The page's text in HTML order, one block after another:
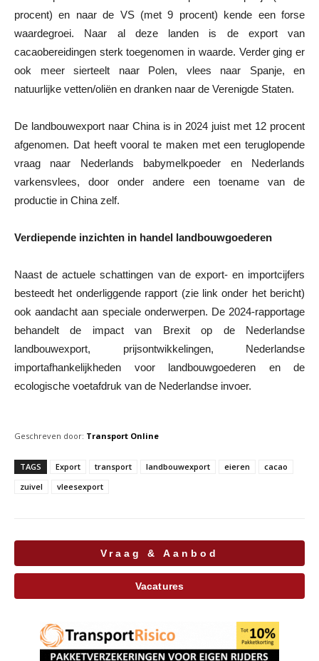
procent) en naar de VS (met 9 procent) kende een forse
waardegroei. Naar al deze landen is de export van
cacaobereidingen sterk toegenomen in waarde. Verder ging er
ook meer sierteelt naar Polen, vlees naar Spanje, en
natuurlijke vetten/oliën en dranken naar de Verenigde Staten.
De landbouwexport naar China is in 2024 juist met 12 procent
afgenomen. Dat heeft vooral te maken met een teruglopende
vraag naar Nederlands babymelkpoeder en Nederlands
varkensvlees, door onder andere een toename van de
productie in China zelf.
Verdiepende inzichten in handel landbouwgoederen
Naast de actuele schattingen van de export- en importcijfers
besteedt het onderliggende rapport (zie link onder het bericht)
ook aandacht aan speciale onderwerpen. De 2024-rapportage
behandelt de impact van Brexit op de Nederlandse
landbouwexport, prijsontwikkelingen, Nederlandse
importafhankelijkheden voor landbouwgoederen en de
ecologische voetafdruk van de Nederlandse invoer.
Geschreven door: Transport Online
TAGS Export transport landbouwexport eieren
cacao
zuivel
vleesexport
Vraag & Aanbod
Vacatures